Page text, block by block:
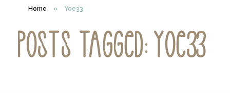
Home » Yoe33
Posts tagged: Yoe33